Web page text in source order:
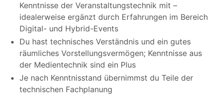
Kenntnisse der Veranstaltungstechnik mit –
idealerweise ergänzt durch Erfahrungen im Bereich
Digital- und Hybrid-Events
Du hast technisches Verständnis und ein gutes
räumliches Vorstellungsvermögen; Kenntnisse aus
der Medientechnik sind ein Plus
Je nach Kenntnisstand übernimmst du Teile der
technischen Fachplanung